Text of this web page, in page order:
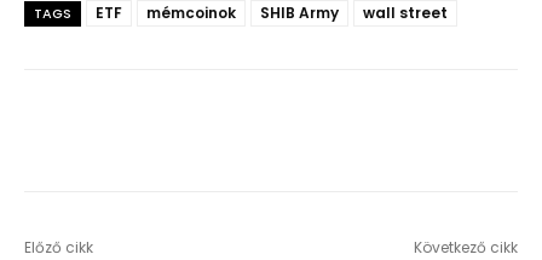
TAGS ETF mémcoinok SHIB Army wall street
Előző cikk Következő cikk